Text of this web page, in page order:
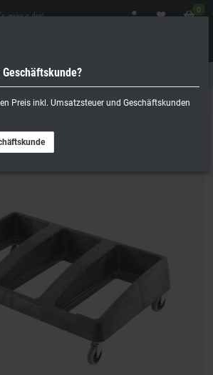
0
Preis inkl. Umsatzsteuer und Geschäftskunden